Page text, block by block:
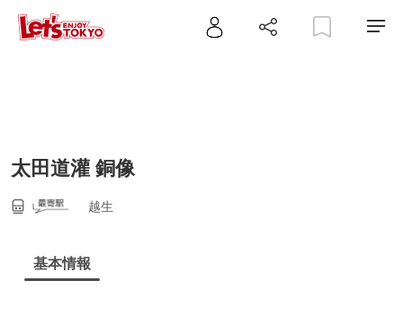
太田道灌 銅像
越生
基本情報